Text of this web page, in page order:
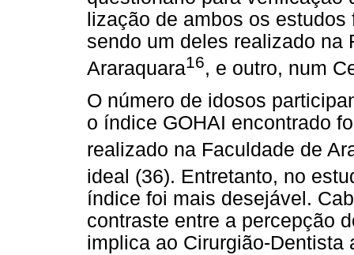
lização de ambos os estudos
sendo um deles realizado na
Araraquara16, e outro, num
O número de idosos
o índice GOHAI encontrado
realizado na Faculdade de
ideal (36). Entretanto, no
índice foi mais desejável.
contraste entre a percepção
implica ao Cirurgião-Dentista